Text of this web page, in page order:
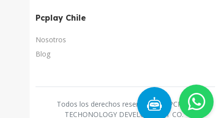
Pcplay Chile
Nosotros
Blog
Todos los derechos reservados a "PCPLAY
TECHONOLOGY DEVELOPMENT CO."
PCPlay Osorno
Hola Soy Gaby en que puedo ayudarte